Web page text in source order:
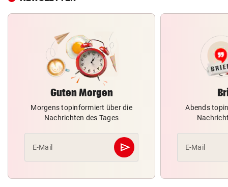
Guten Morgen
Morgens topinformiert über die
Nachrichten des Tages
E-Mail send
Abschicken
Abends
E-Mail